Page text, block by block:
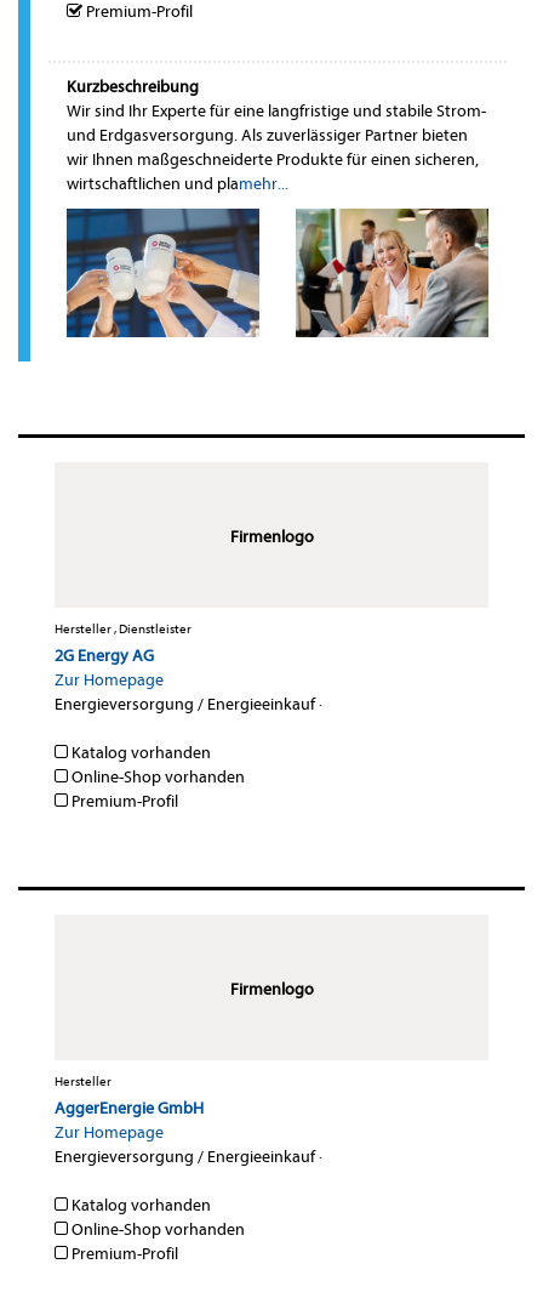
Premium-Profil
Kurzbeschreibung
Wir sind Ihr Experte für eine langfristige und stabile Strom-
und Erdgasversorgung. Als zuverlässiger Partner bieten
wir Ihnen maßgeschneiderte Produkte für einen sicheren,
wirtschaftlichen und plamehr...
Firmenlogo
Hersteller , Dienstleister
2G Energy AG
Zur Homepage
Energieversorgung / Energieeinkauf·
Katalog vorhanden
Online-Shop vorhanden
Premium-Profil
Firmenlogo
Hersteller
AggerEnergie GmbH
Zur Homepage
Energieversorgung / Energieeinkauf·
Katalog vorhanden
Online-Shop vorhanden
Premium-Profil